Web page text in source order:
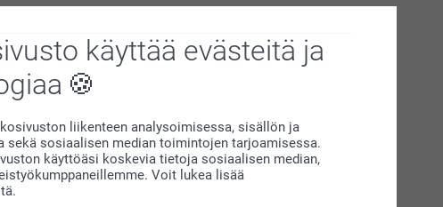
käyttää evästeitä ja
liikenteen analysoimisessa, sisällön ja
sekä sosiaalisen median toimintojen tarjoamisessa.
käyttöäsi koskevia tietoja sosiaalisen median,
Voit lukea lisää